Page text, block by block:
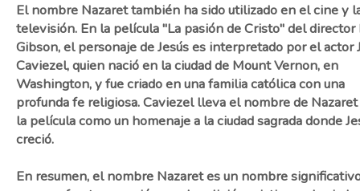
El nombre Nazaret también ha sido utilizado en el cine y
televisión. En la película "La pasión de Cristo" del
Gibson, el personaje de Jesús es interpretado por el actor
Caviezel, quien nació en la ciudad de Mount Vernon, en
Washington, y fue criado en una familia católica con una
profunda fe religiosa. Caviezel lleva el nombre de
la película como un homenaje a la ciudad sagrada donde
creció.
En resumen, el nombre Nazaret es un nombre